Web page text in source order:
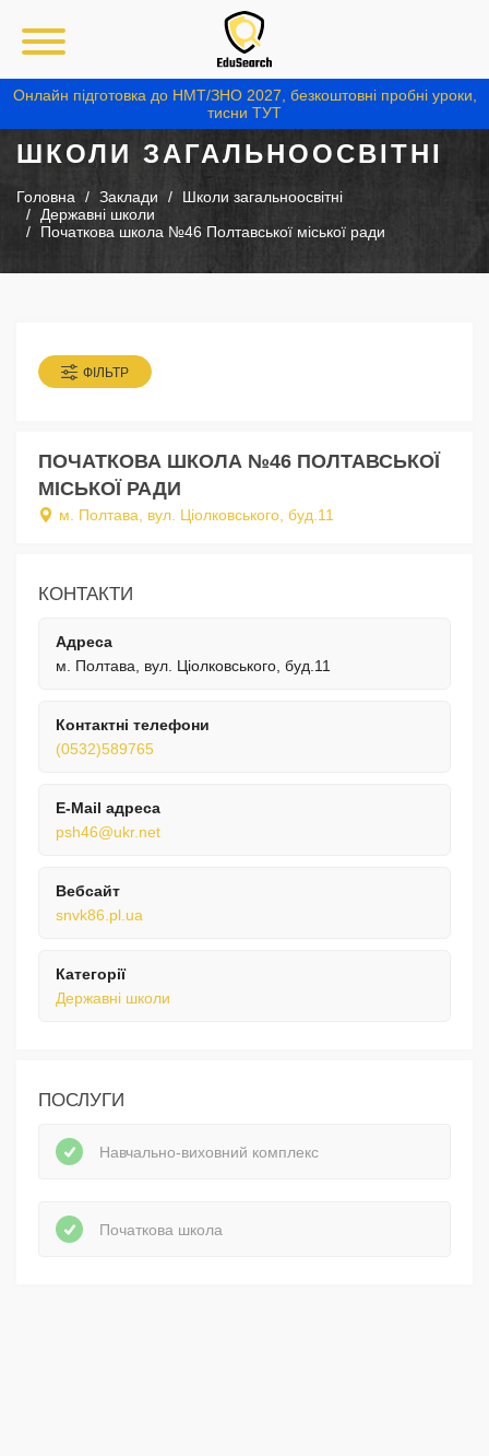
Онлайн підготовка до НМТ/ЗНО 2027, безкоштовні пробні уроки,
тисни ТУТ
ШКОЛИ ЗАГАЛЬНООСВІТНІ
Головна Заклади
Школи загальноосвітні
Державні школи
Початкова школа №46 Полтавської міської ради
ФІЛЬТР
ПОЧАТКОВА ШКОЛА №46 ПОЛТАВСЬКОЇ
МІСЬКОЇ РАДИ
м. Полтава, вул. Ціолковського, буд.11
КОНТАКТИ
Адреса
м. Полтава, вул. Ціолковського, буд.11
Контактні телефони
(0532)589765
E-Mail адреса
psh46@ukr.net
Вебсайт
snvk86.pl.ua
Категорії
Державні школи
ПОСЛУГИ
Навчально-виховний комплекс
Початкова школа